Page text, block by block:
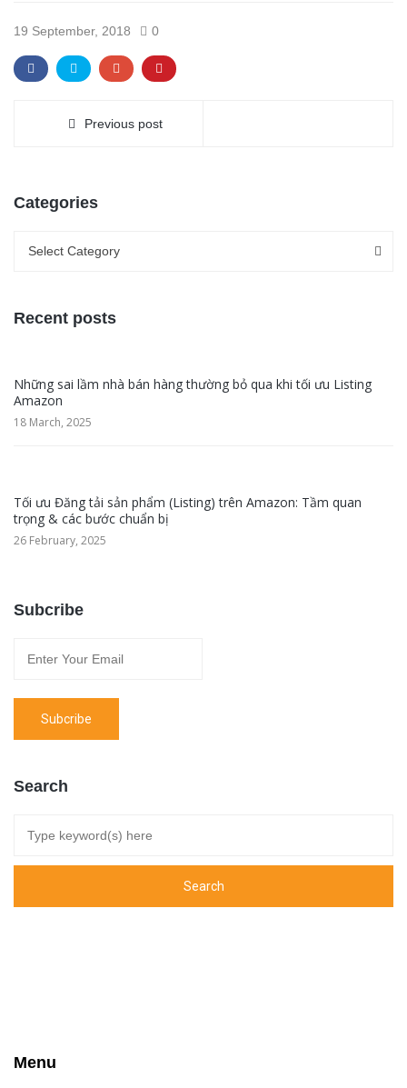
19 September, 2018 0
Previous post
Categories
Select Category
Recent posts
Những sai lầm nhà bán hàng thường bỏ qua khi tối ưu Listing
Amazon
18 March, 2025
Tối ưu Đăng tải sản phẩm (Listing) trên Amazon: Tầm quan
trọng & các bước chuẩn bị
26 February, 2025
Subcribe
Search
Menu